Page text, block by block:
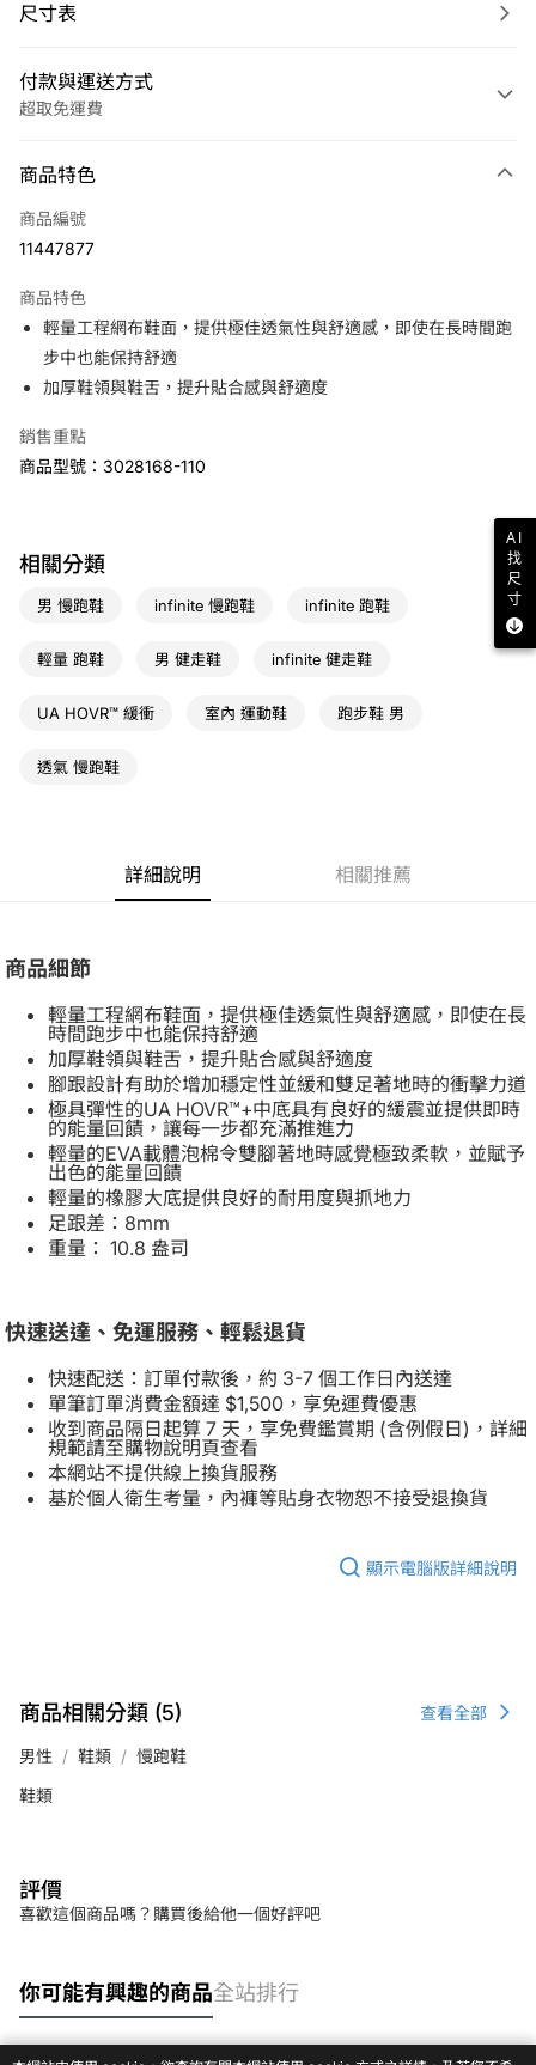
尺寸表
付款與運送方式
超取免運費
信用卡一次付款
LINE Pay
悠遊付
運送方式
商品特色
商品編號
11447877
商品特色
輕量工程網布鞋面，提供極佳透氣性與舒適感，即使在長時間跑
步中也能保持舒適
加厚鞋領與鞋舌，提升貼合感與舒適度
銷售重點
商品型號：3028168-110
相關分類
男 慢跑鞋 infinite 慢跑鞋 infinite 跑鞋
輕量 跑鞋 男 健走鞋 infinite 健走鞋
UA HOVR™ 緩衝 室內 運動鞋 跑步鞋 男
透氣 慢跑鞋
詳細說明 相關推薦
商品細節
輕量工程網布鞋面，提供極佳透氣性與舒適感，即使在長
時間跑步中也能保持舒適
加厚鞋領與鞋舌，提升貼合感與舒適度
腳跟設計有助於增加穩定性並緩和雙足著地時的衝擊力道
極具彈性的UA HOVR™+中底具有良好的緩震並提供即時
的能量回饋，讓每一步都充滿推進力
輕量的EVA載體泡棉令雙腳著地時感覺極致柔軟，並賦予
出色的能量回饋
輕量的橡膠大底提供良好的耐用度與抓地力
足跟差：8mm
重量： 10.8 盎司
快速送達、免運服務、輕鬆退貨
快速配送：訂單付款後，約 3-7 個工作日內送達
單筆訂單消費金額達 $1,500，享免運費優惠
收到商品隔日起算 7 天，享免費鑑賞期 (含例假日)，詳細
規範請至購物說明頁查看
本網站不提供線上換貨服務
基於個人衛生考量，內褲等貼身衣物恕不接受退換貨
顯示電腦版詳細說明
商品相關分類 (5) 查看全部
男性 鞋類
慢跑鞋
鞋類
評價
喜歡這個商品嗎？購買後給他一個好評吧
你可能有興趣的商品全站排行
AI
找
尺
寸